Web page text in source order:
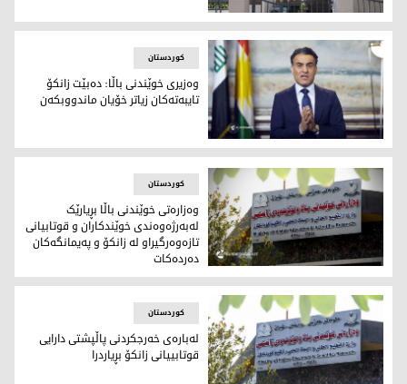
وەزارەتی خوێندنی باڵا
د. ئارام محەمەد، وەزیری خوێندی باڵا و توێژینەوەی زانستی
کوردستان
وەزیرى خوێندنى باڵا: دەبێت زانکۆ
تایبەتەکان زیاتر خۆیان ماندووبکەن
وەزارەتی خوێندنی باڵا و توێژینەوەی زانستی
کوردستان
وەزارەتی خوێندنی باڵا بڕیارێک
لەبەرژەوەندی خوێندکاران و قوتابیانی
تازەوەرگیراو لە زانکۆ و پەیمانگه‌کان
دەردەکات
کوردستان
لەباره‌ی خه‌رجكردنی پاڵپشتی دارایی
قوتابییانی زانكۆ بڕیاردرا